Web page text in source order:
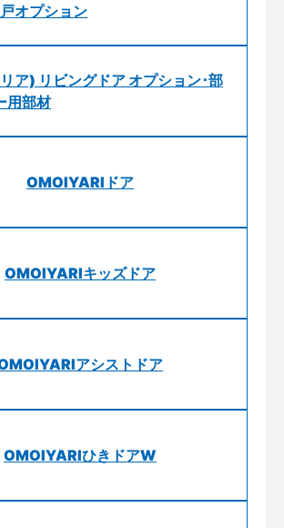
オプション
ア) リビングドア オプション･部
用部材
OMOIYARIドア
OMOIYARIキッズドア
アシストドア
OMOIYARIひきドアW